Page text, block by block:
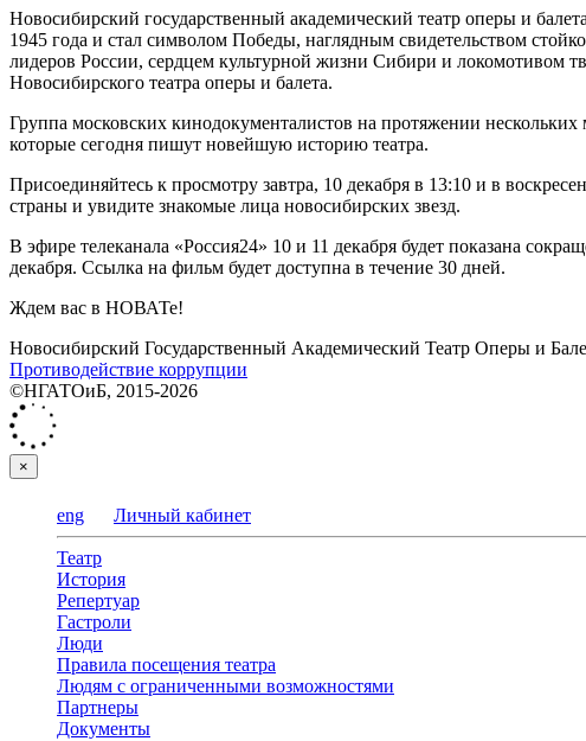
Новосибирский государственный академический театр оперы и
1945 года и стал символом Победы, наглядным свидетельством
лидеров России, сердцем культурной жизни Сибири и локомотивом
Новосибирского театра оперы и балета.
Группа московских кинодокументалистов на протяжении
которые сегодня пишут новейшую историю театра.
Присоединяйтесь к просмотру завтра, 10 декабря в 13:10 и в
страны и увидите знакомые лица новосибирских звезд.
В эфире телеканала «Россия24» 10 и 11 декабря будет показана
декабря. Ссылка на фильм будет доступна в течение 30 дней.
Ждем вас в НОВАТе!
Новосибирский Государственный Академический Театр Оперы и
Противодействие коррупции
©НГАТОиБ, 2015-2026
×
eng Личный кабинет
Театр
История
Репертуар
Гастроли
Люди
Правила посещения театра
Людям с ограниченными возможностями
Партнеры
Документы